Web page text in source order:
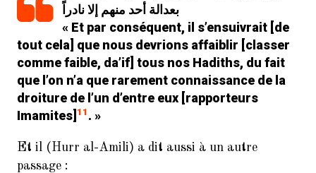
بعدالة أحد منهم إلا نادراً
« Et par conséquent, il s’ensuivrait [de
tout cela] que nous devrions affaiblir [classer
comme faible, da’if] tous nos Hadiths, du fait
que l’on n’a que rarement connaissance de la
droiture de l’un d’entre eux [rapporteurs
Imamites] 11. »
Et il (Hurr al-Amili) a dit aussi à un autre
passage :